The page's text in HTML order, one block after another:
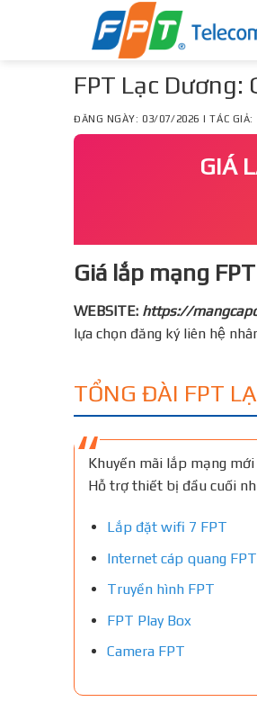
FPT Lạc
ĐĂNG NGÀY: 03/07/2026 | TÁC GIẢ:
GIÁ
Giá lắp mạng
WEBSITE: https://
lựa chọn đăng ký liên hệ
TỔNG ĐÀI FPT
Khuyến mãi lắp mạng
Hỗ trợ thiết bị đầu cuối
Lắp đặt wifi 7 FPT
Internet cáp quang FPT
Truyền hình FPT
FPT Play Box
Camera FPT